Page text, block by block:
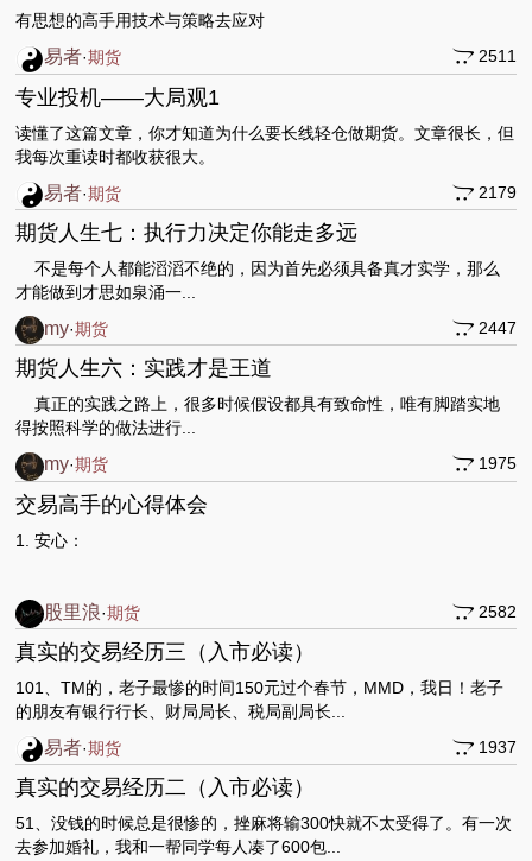
有思想的高手用技术与策略去应对
易者·期货 2511
专业投机——大局观1
读懂了这篇文章，你才知道为什么要长线轻仓做期货。文章很长，但
我每次重读时都收获很大。
易者·期货 2179
期货人生七：执行力决定你能走多远
不是每个人都能滔滔不绝的，因为首先必须具备真才实学，那么
才能做到才思如泉涌一...
my·期货 2447
期货人生六：实践才是王道
真正的实践之路上，很多时候假设都具有致命性，唯有脚踏实地
得按照科学的做法进行...
my·期货 1975
交易高手的心得体会
1. 安心：
股里浪·期货 2582
真实的交易经历三（入市必读）
101、TM的，老子最惨的时间150元过个春节，MMD，我日！老子
的朋友有银行行长、财局局长、税局副局长...
易者·期货 1937
真实的交易经历二（入市必读）
51、没钱的时候总是很惨的，挫麻将输300快就不太受得了。有一次
去参加婚礼，我和一帮同学每人凑了600包...